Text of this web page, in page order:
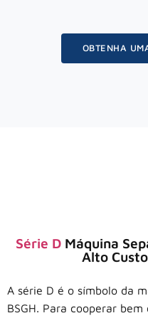
OBTENHA
Série D Máquina
Alto
A série D é o símbolo da
BSGH. Para cooperar